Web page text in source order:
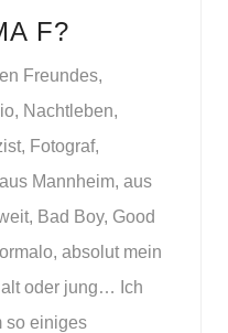
F?
Freundes,
Nachtleben,
Fotograf,
Mannheim, aus
Bad Boy, Good
absolut mein
alt oder jung… Ich
so einiges